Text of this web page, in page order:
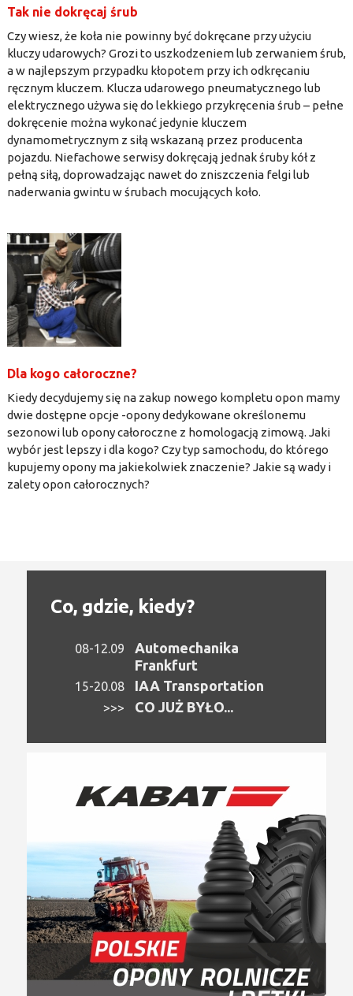
Tak nie dokręcaj śrub
Czy wiesz, że koła nie powinny być dokręcane przy użyciu
kluczy udarowych? Grozi to uszkodzeniem lub zerwaniem śrub,
a w najlepszym przypadku kłopotem przy ich odkręcaniu
ręcznym kluczem. Klucza udarowego pneumatycznego lub
elektrycznego używa się do lekkiego przykręcenia śrub – pełne
dokręcenie można wykonać jedynie kluczem
dynamometrycznym z siłą wskazaną przez producenta
pojazdu. Niefachowe serwisy dokręcają jednak śruby kół z
pełną siłą, doprowadzając nawet do zniszczenia felgi lub
naderwania gwintu w śrubach mocujących koło.
Dla kogo całoroczne?
Kiedy decydujemy się na zakup nowego kompletu opon mamy
dwie dostępne opcje -opony dedykowane określonemu
sezonowi lub opony całoroczne z homologacją zimową. Jaki
wybór jest lepszy i dla kogo? Czy typ samochodu, do którego
kupujemy opony ma jakiekolwiek znaczenie? Jakie są wady i
zalety opon całorocznych?
Co, gdzie, kiedy?
08-12.09
Automechanika
Frankfurt
15-20.08 IAA Transportation
>>> CO JUŻ BYŁO...